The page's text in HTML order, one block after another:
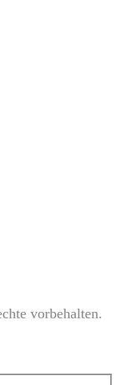
vorbehalten.